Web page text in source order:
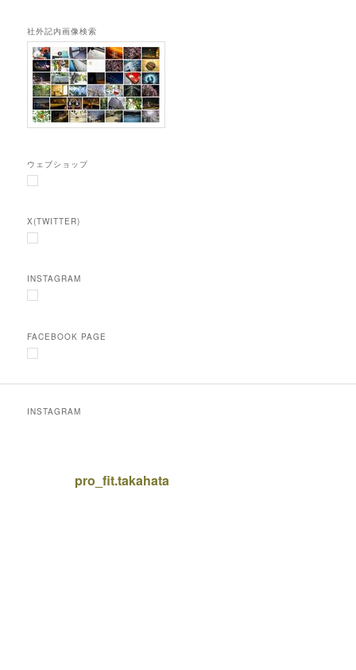
社外記内画像検索
ウェブショップ
X(TWITTER)
INSTAGRAM
FACEBOOK PAGE
INSTAGRAM
pro_fit.takahata